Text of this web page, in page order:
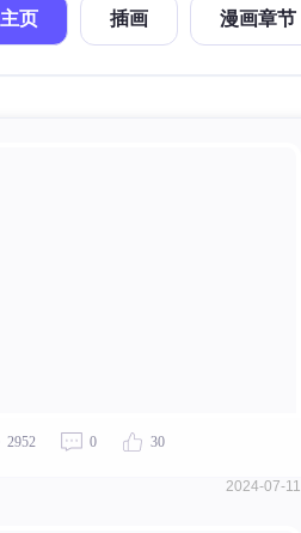
主页 插画 漫画章节
2952 0 30
2024-07-11